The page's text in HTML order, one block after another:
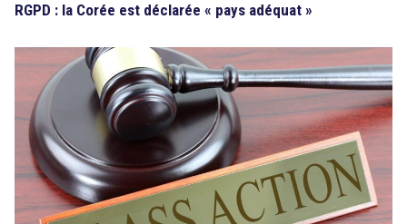
RGPD : la Corée est déclarée « pays adéquat »